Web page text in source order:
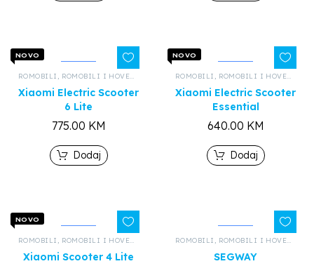
NOVO
ROMOBILI ROMOBILI I HOVERBOARDOVI ,SVI PROIZVODI
Xiaomi Electric Scooter
6 Lite
775.00 KM
Dodaj
NOVO
ROMOBILI ROMOBILI I HOVERBOARDOVI
Xiaomi Electric Scooter
Essential
640.00 KM
Dodaj
NOVO
ROMOBILI ROMOBILI I HOVERBOARDOVI ,SVI PROIZVODI
Xiaomi Scooter 4 Lite
ROMOBILI ROMOBILI I HOVERBOARDOVI
SEGWAY